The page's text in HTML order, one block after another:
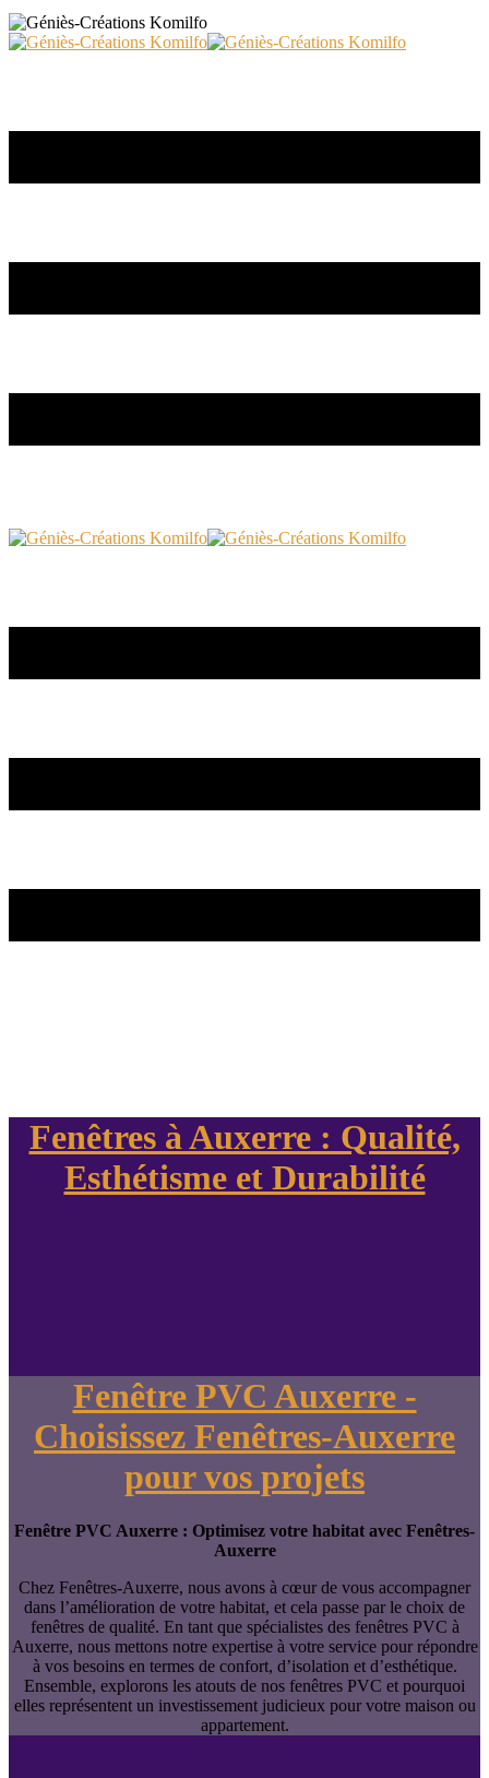
Fenêtres à Auxerre : Qualité,
Esthétisme et Durabilité
Fenêtre PVC Auxerre -
Choisissez Fenêtres-Auxerre
pour vos projets
Fenêtre PVC Auxerre : Optimisez votre habitat avec Fenêtres-
Auxerre
Chez Fenêtres-Auxerre, nous avons à cœur de vous accompagner
dans l’amélioration de votre habitat, et cela passe par le choix de
fenêtres de qualité. En tant que spécialistes des fenêtres PVC à
Auxerre, nous mettons notre expertise à votre service pour répondre
à vos besoins en termes de confort, d’isolation et d’esthétique.
Ensemble, explorons les atouts de nos fenêtres PVC et pourquoi
elles représentent un investissement judicieux pour votre maison ou
appartement.